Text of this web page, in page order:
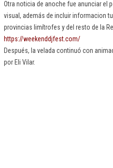
Otra noticia de anoche fue anunciar el
visual, además de incluir informacion
provincias limítrofes y del resto de la
https://weekenddjfest.com/
Después, la velada continuó con
por Eli Vilar.